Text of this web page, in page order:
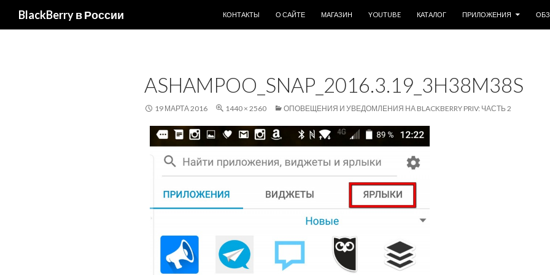
BlackBerry в России
КОНТАКТЫ
О САЙТЕ МАГАЗИН YOUTUBE КАТАЛОГ ПРИЛОЖЕНИЯ
ASHAMPOO_SNAP_2016.3.19_3H38M38S
19 МАРТА 2016 1440 × 2560 ОПОВЕЩЕНИЯ И УВЕДОМЛЕНИЯ НА BLACKBERRY PRIV: ЧАСТЬ 2